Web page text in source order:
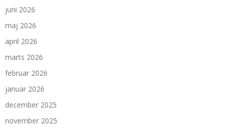
juni 2026
maj 2026
april 2026
marts 2026
februar 2026
januar 2026
december 2025
november 2025